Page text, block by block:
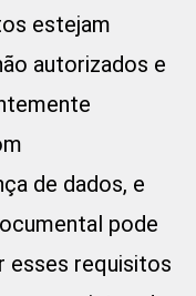
estejam
autorizados e
de dados, e
pode
esses requisitos